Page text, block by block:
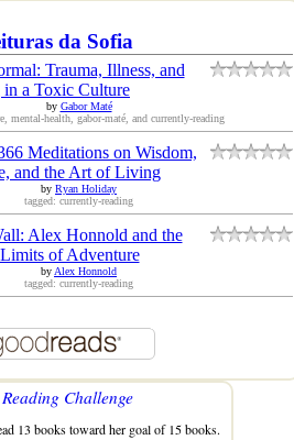
da Sofia
Trauma, Illness, and
in a Toxic Culture
by Gabor Maté
mental-health, gabor-maté, and currently-reading
Meditations on Wisdom,
and the Art of Living
by Ryan Holiday
tagged: currently-reading
Alex Honnold and the
of Adventure
byAlex Honnold
tagged: currently-reading
Challenge
13 books toward her goal of 15 books.